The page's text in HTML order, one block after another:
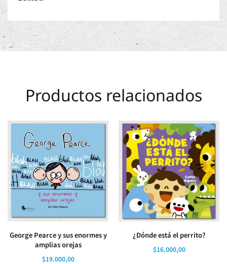
Productos relacionados
George Pearce y sus enormes y
amplias orejas
$19.000,00
¿Dónde está el perrito?
$16.000,00